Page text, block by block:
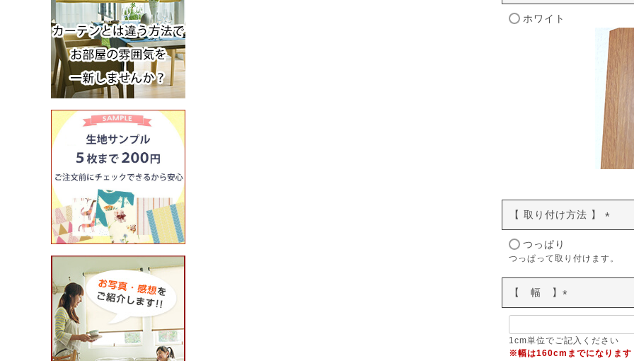
(
ホワイト
【 取り付け方法 】
(
須
)
つっぱり
つっぱって取り付けます。
【 幅 】
(
須
)
1cm単位でご記入ください
※幅は160cmまでになります